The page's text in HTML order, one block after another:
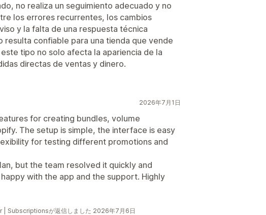
no realiza un seguimiento adecuado y no
los errores recurrentes, los cambios
y la falta de una respuesta técnica
resulta confiable para una tienda que vende
tipo no solo afecta la apariencia de la
directas de ventas y dinero.
2026年7月1日
for creating bundles, volume
The setup is simple, the interface is easy
for testing different promotions and
but the team resolved it quickly and
with the app and the support. Highly
Subscriptionsが返信しました 2026年7月6日